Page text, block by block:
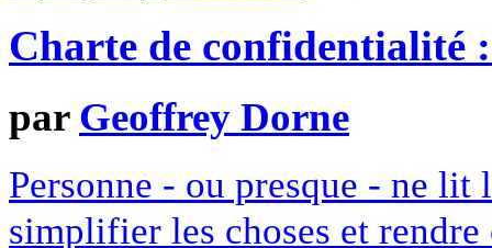
Charte de confidentialité
par Geoffrey Dorne
Personne - ou presque - ne
simplifier les choses et